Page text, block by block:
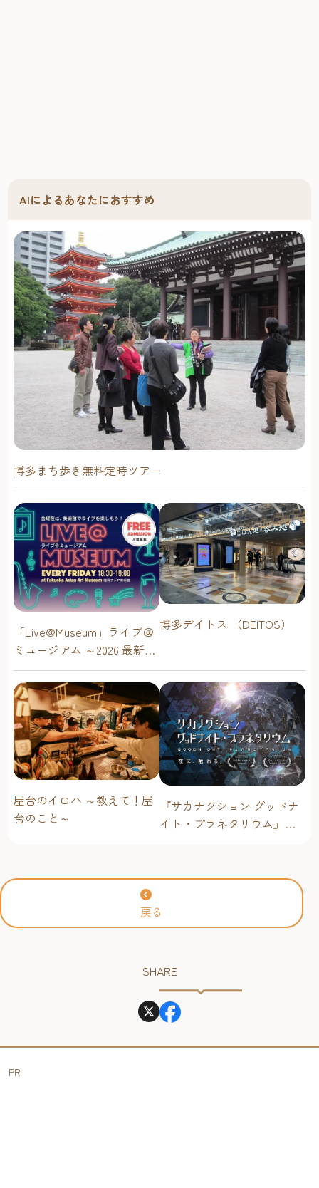
AIによるあなたにおすすめ
博多まち歩き無料定時ツアー
「Live@Museum」ライブ＠
ミュージアム ～2026 最新イ
ベントスケジュール！【福
岡アジア美術館】
博多デイトス （DEITOS）
屋台のイロハ ～教えて！屋
台のこと～
『サカナクション グッドナ
イト・プラネタリウム』が
2026年
戻る
SHARE
PR